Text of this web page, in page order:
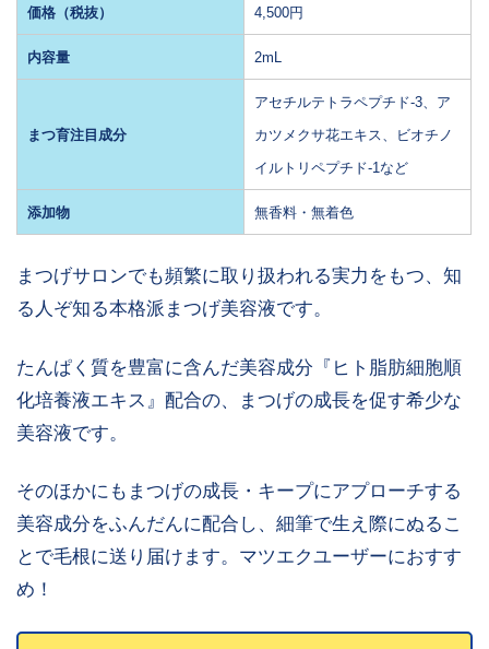
価格（税抜） 4,500円
内容量 2mL
まつ育注目成分
アセチルテトラペプチド-3、ア
カツメクサ花エキス、ビオチノ
イルトリペプチド-1など
添加物 無香料・無着色
まつげサロンでも頻繁に取り扱われる実力をもつ、知
る人ぞ知る本格派まつげ美容液です。
たんぱく質を豊富に含んだ美容成分『 ヒト脂肪細胞順
化培養液エキス』配合の、まつげの成長を促す希少な
美容液です。
そのほかにもまつげの成長・キープにアプローチする
美容成分をふんだんに配合し、細筆で生え際にぬるこ
とで毛根に送り届けます。マツエクユーザーにおすす
め！